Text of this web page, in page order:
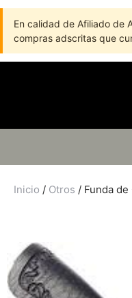
En calidad de Afiliado de
compras adscritas que
Inicio / Otros / Funda